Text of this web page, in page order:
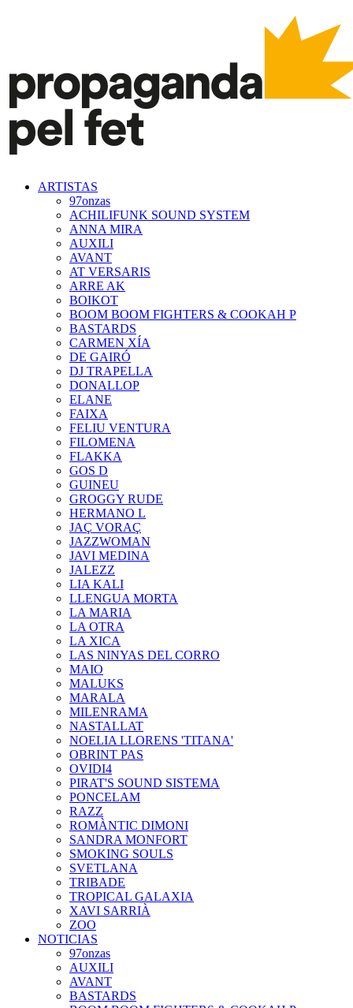
ARTISTAS
97onzas
ACHILIFUNK SOUND SYSTEM
ANNA MIRA
AUXILI
AVANT
AT VERSARIS
ARRE AK
BOIKOT
BOOM BOOM FIGHTERS & COOKAH P
BASTARDS
CARMEN XÍA
DE GAIRÓ
DJ TRAPELLA
DONALLOP
ELANE
FAIXA
FELIU VENTURA
FILOMENA
FLAKKA
GOS D
GUINEU
GROGGY RUDE
HERMANO L
JAÇ VORAÇ
JAZZWOMAN
JAVI MEDINA
JALEZZ
LIA KALI
LLENGUA MORTA
LA MARIA
LA OTRA
LA XICA
LAS NINYAS DEL CORRO
MAIO
MALUKS
MARALA
MILENRAMA
NASTALLAT
NOELIA LLORENS 'TITANA'
OBRINT PAS
OVIDI4
PIRAT'S SOUND SISTEMA
PONCELAM
RAZZ
ROMÀNTIC DIMONI
SANDRA MONFORT
SMOKING SOULS
SVETLANA
TRIBADE
TROPICAL GALAXIA
XAVI SARRIÀ
ZOO
NOTICIAS
97onzas
AUXILI
AVANT
BASTARDS